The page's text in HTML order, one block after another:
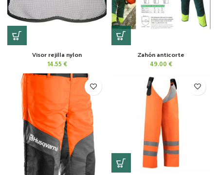
Visor rejilla nylon
14.55 €
Zahón anticorte
49.00 €